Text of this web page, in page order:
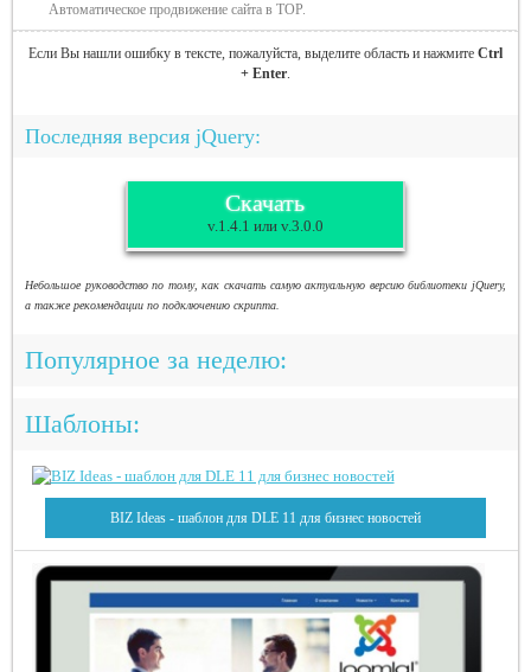
Автоматическое продвижение сайта в TOP.
Если Вы нашли ошибку в тексте, пожалуйста, выделите область и нажмите Ctrl
+ Enter.
Последняя версия jQuery:
Скачать
v.1.4.1 или v.3.0.0
Небольшое руководство по тому, как скачать самую актуальную версию библиотеки jQuery,
а также рекомендации по подключению скрипта.
Популярное за неделю:
Шаблоны:
BIZ Ideas - шаблон для DLE 11 для бизнес новостей